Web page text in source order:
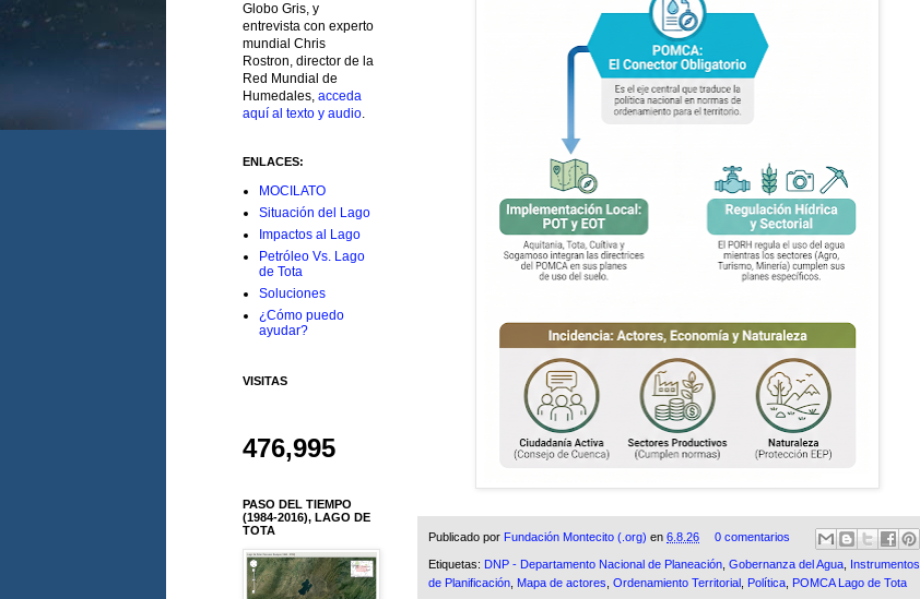
Publicado por Fundación Montecito (.org) en 6.8.26 0 comentarios
Etiquetas: DNP - Departamento Nacional de Planeación Gobernanza del Agua Instrumentos
de Planificación Mapa de actores Ordenamiento Territorial Política POMCA Lago de Tota
Globo Gris, y
entrevista con experto
mundial Chris
Rostron, director de la
Red Mundial de
Humedales, acceda
aquí al texto y audio.
ENLACES:
MOCILATO
Situación del Lago
Impactos al Lago
Petróleo Vs. Lago
de Tota
Soluciones
¿Cómo puedo
ayudar?
VISITAS
476,995
PASO DEL TIEMPO
(1984-2016), LAGO DE
TOTA